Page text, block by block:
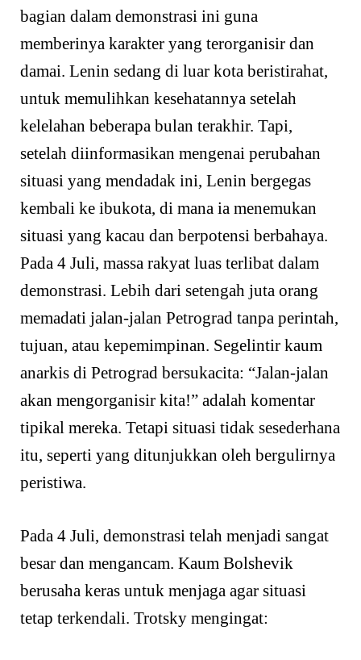
bagian dalam demonstrasi ini guna
memberinya karakter yang terorganisir dan
damai. Lenin sedang di luar kota beristirahat,
untuk memulihkan kesehatannya setelah
kelelahan beberapa bulan terakhir. Tapi,
setelah diinformasikan mengenai perubahan
situasi yang mendadak ini, Lenin bergegas
kembali ke ibukota, di mana ia menemukan
situasi yang kacau dan berpotensi berbahaya.
Pada 4 Juli, massa rakyat luas terlibat dalam
demonstrasi. Lebih dari setengah juta orang
memadati jalan-jalan Petrograd tanpa perintah,
tujuan, atau kepemimpinan. Segelintir kaum
anarkis di Petrograd bersukacita: “Jalan-jalan
akan mengorganisir kita!” adalah komentar
tipikal mereka. Tetapi situasi tidak sesederhana
itu, seperti yang ditunjukkan oleh bergulirnya
peristiwa.
Pada 4 Juli, demonstrasi telah menjadi sangat
besar dan mengancam. Kaum Bolshevik
berusaha keras untuk menjaga agar situasi
tetap terkendali. Trotsky mengingat: